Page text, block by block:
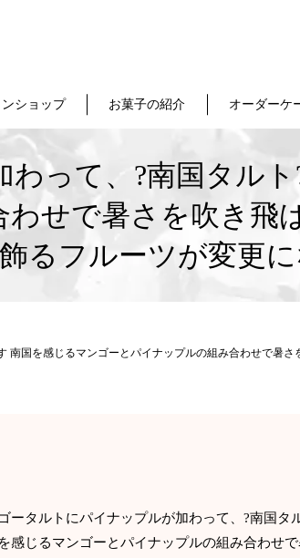
ショップ お菓子の紹介 オーダーケ
って、?南国タル
せで暑さを吹き
るフルーツが変更に
南国を感じるマンゴーとパイナップルの組み合わせで暑
ゴータルトにパイナップルが加わって
感じるマンゴーとパイナップルの組み合わせ